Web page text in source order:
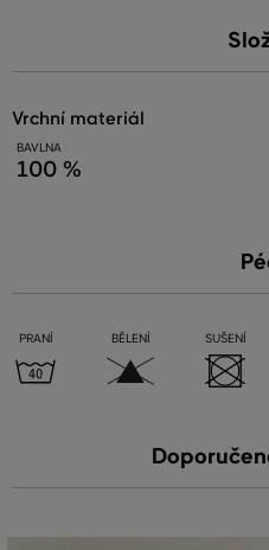
vrchní materiál
BAVLNA
100 %
PRANÍ BĚLENÍ SUŠENÍ